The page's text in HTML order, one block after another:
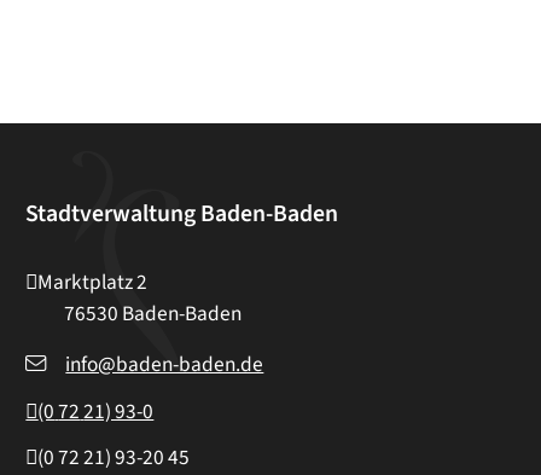
Stadtverwaltung Baden-Baden
Marktplatz 2
76530 Baden-Baden
info@baden-baden.de
(07221) 93-0
(07221) 93-2045